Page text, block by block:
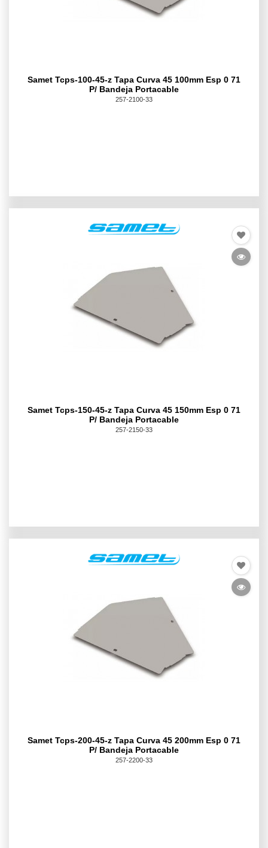
Samet Tcps-100-45-z Tapa Curva 45 100mm Esp 0 71
P/ Bandeja Portacable
257-2100-33
Samet Tcps-150-45-z Tapa Curva 45 150mm Esp 0 71
P/ Bandeja Portacable
257-2150-33
Samet Tcps-200-45-z Tapa Curva 45 200mm Esp 0 71
P/ Bandeja Portacable
257-2200-33